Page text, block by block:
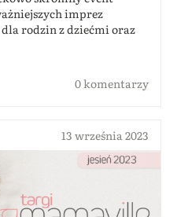
imprez
rodzin z dziećmi oraz
0 komentarzy
13 września 2023